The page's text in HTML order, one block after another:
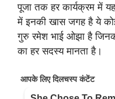
पूजा तक हर कार्यक्रम में
में इनकी खास जगह है ये
गुरु रमेश भाई ओझा है
का हर सदस्य मानता है।